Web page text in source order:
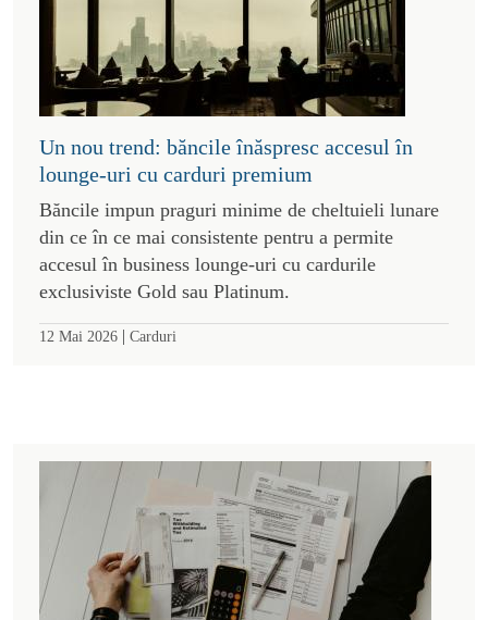
Un nou trend: băncile înăspresc accesul în
lounge-uri cu carduri premium
Băncile impun praguri minime de cheltuieli lunare
din ce în ce mai consistente pentru a permite
accesul în business lounge-uri cu cardurile
exclusiviste Gold sau Platinum.
12 Mai 2026 | Carduri